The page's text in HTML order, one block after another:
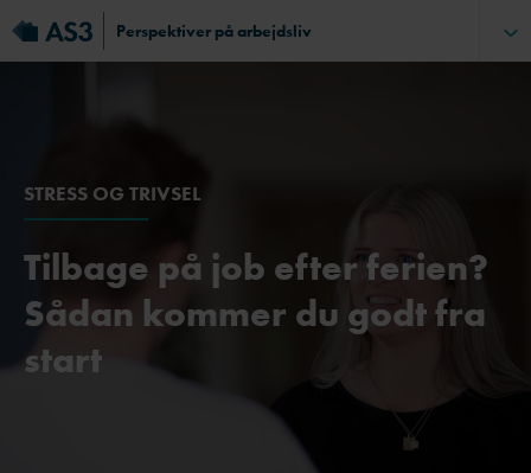
Perspektiver på arbejdsliv
STRESS OG TRIVSEL
Tilbage på job efter ferien?
Sådan kommer du godt fra
start